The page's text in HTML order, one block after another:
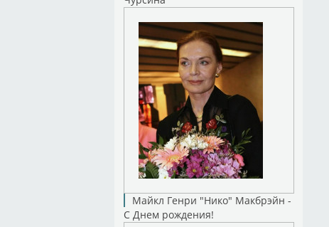
Майкл Генри "Нико" Макбрэйн -
С Днем рождения!